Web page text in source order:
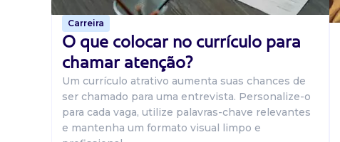
Carreira
O que colocar no currículo para
chamar atenção?
Um currículo atrativo aumenta suas chances de
ser chamado para uma entrevista. Personalize-o
para cada vaga, utilize palavras-chave relevantes
e mantenha um formato visual limpo e